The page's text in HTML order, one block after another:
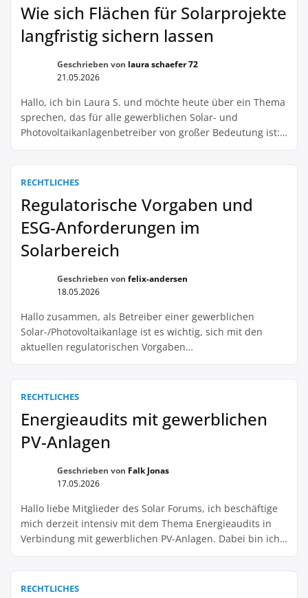
und […]
Wie sich Flächen für Solarprojekte
langfristig sichern lassen
Geschrieben von laura schaefer 72
21.05.2026
Hallo, ich bin Laura S. und möchte heute über ein Thema
sprechen, das für alle gewerblichen Solar- und
Photovoltaikanlagenbetreiber von großer Bedeutung ist:
Solaranlage ist es unerlässlich, langfristig zu denken und
PV-Projekte auf ungesicherten Flächen realisiert, was
langfristig zu Problemen […]
RECHTLICHES
Regulatorische Vorgaben und
ESG-Anforderungen im
Solarbereich
Geschrieben von felix-andersen
18.05.2026
Hallo zusammen, als Betreiber einer gewerblichen
Solar-/Photovoltaikanlage ist es wichtig, sich mit den
aktuellen regulatorischen Vorgaben
(Environmental, Social, Governance) wird es immer
Kriterien sind mittlerweile ein essenzieller Bestandteil
von Nachhaltigkeitsstrategien und werden von immer
mehr Investoren und […]
RECHTLICHES
Energieaudits mit gewerblichen
PV-Anlagen
Geschrieben von Falk Jonas
17.05.2026
Hallo liebe Mitglieder des Solar Forums, ich beschäftige
mich derzeit intensiv mit dem Thema Energieaudits in
Verbindung mit gewerblichen PV-Anlagen. Dabei bin ich
einer Gesetzesänderung ein Energieaudit durchführen
RECHTLICHES